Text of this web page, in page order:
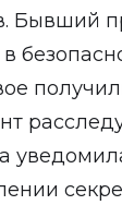
Бывший